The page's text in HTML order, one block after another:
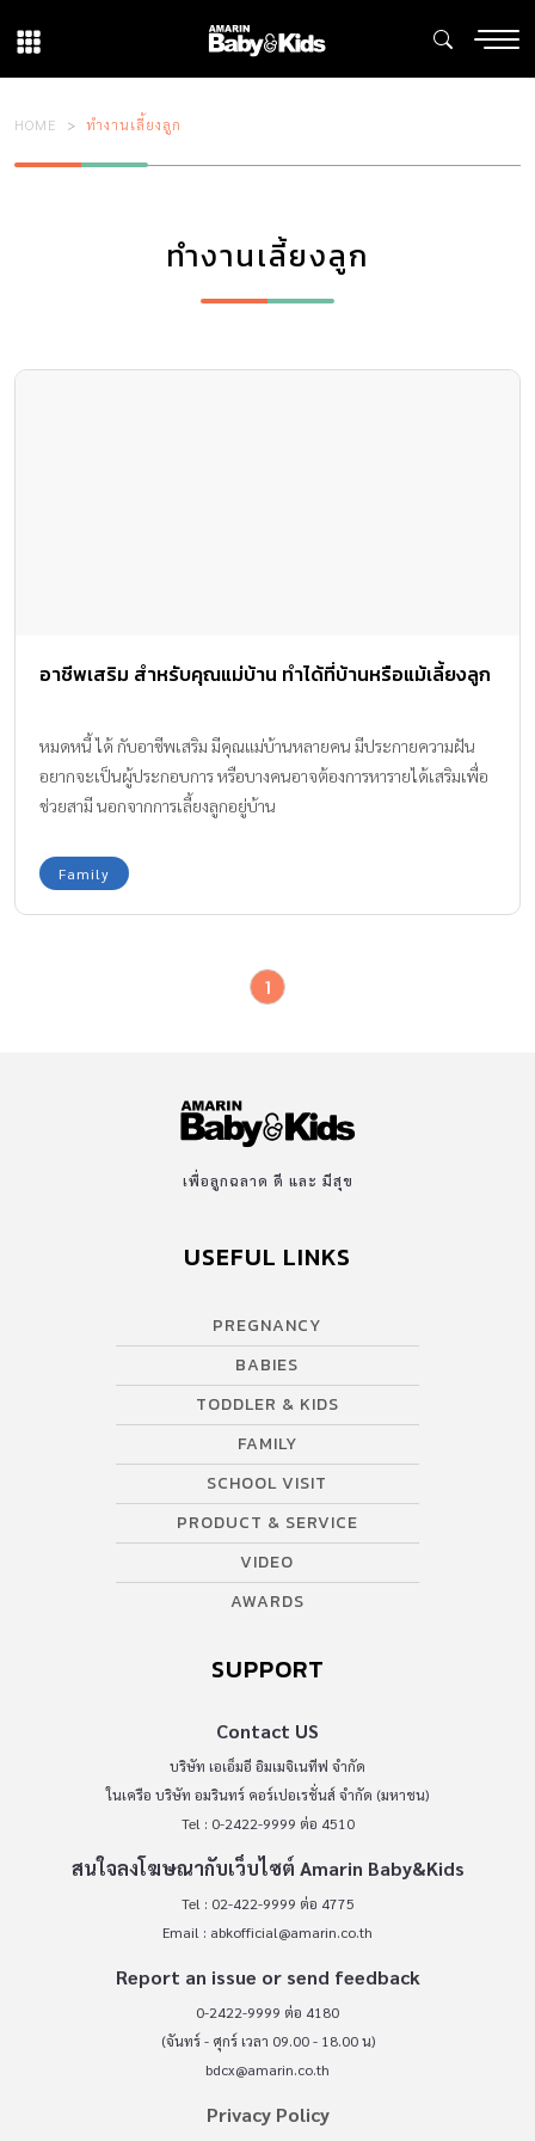
HOME ทำงานเลี้ยงลูก
ทำงานเลี้ยงลูก
อาชีพเสริม สำหรับคุณแม่บ้าน ทำได้ที่บ้านหรือแม้เลี้ยงลูก
หมดหนี้ ได้ กับอาชีพเสริม มีคุณแม่บ้านหลายคน มีประกายความฝัน
อยากจะเป็นผู้ประกอบการ หรือบางคนอาจต้องการหารายได้เสริมเพื่อ
ช่วยสามี นอกจากการเลี้ยงลูกอยู่บ้าน
Family
1
เพื่อลูกฉลาด ดี และ มีสุข
USEFUL LINKS
PREGNANCY
BABIES
TODDLER & KIDS
FAMILY
SCHOOL VISIT
PRODUCT & SERVICE
VIDEO
AWARDS
SUPPORT
Contact US
บริษัท เอเอ็มอี อิมเมจิเนทีฟ จำกัด
ในเครือ บริษัท อมรินทร์ คอร์เปอเรชั่นส์ จำกัด (มหาชน)
Tel : 0-2422-9999 ต่อ 4510
สนใจลงโฆษณากับเว็บไซต์ Amarin Baby&Kids
Tel : 02-422-9999 ต่อ 4775
Email : abkofficial@amarin.co.th
Report an issue or send feedback
0-2422-9999 ต่อ 4180
(จันทร์ - ศุกร์ เวลา 09.00 - 18.00 น)
bdcx@amarin.co.th
Privacy Policy